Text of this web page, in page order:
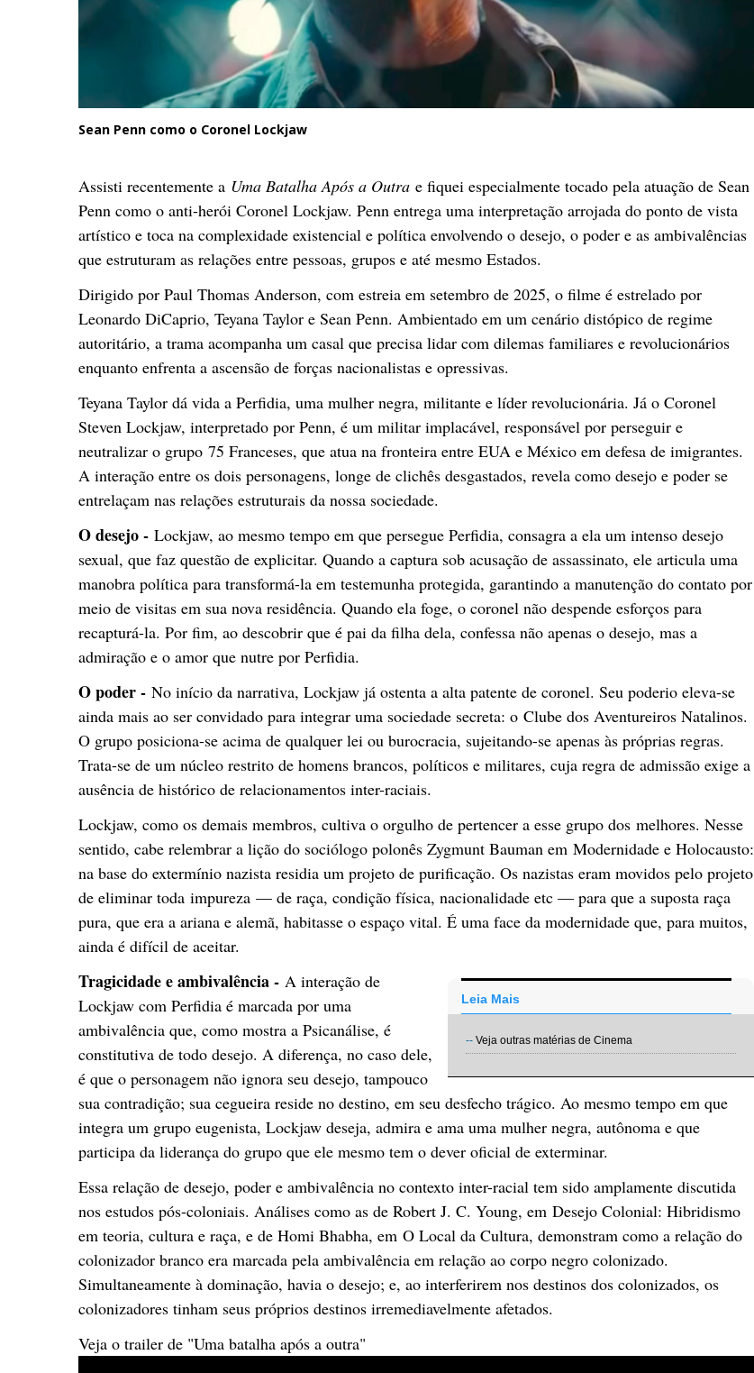
Sean Penn como o Coronel Lockjaw
Assisti recentemente a Uma Batalha Após a Outra e fiquei especialmente tocado pela atuação de Sean
Penn como o anti-herói Coronel Lockjaw. Penn entrega uma interpretação arrojada do ponto de vista
artístico e toca na complexidade existencial e política envolvendo o desejo, o poder e as ambivalências
que estruturam as relações entre pessoas, grupos e até mesmo Estados.
Dirigido por Paul Thomas Anderson, com estreia em setembro de 2025, o filme é estrelado por
Leonardo DiCaprio, Teyana Taylor e Sean Penn. Ambientado em um cenário distópico de regime
autoritário, a trama acompanha um casal que precisa lidar com dilemas familiares e revolucionários
enquanto enfrenta a ascensão de forças nacionalistas e opressivas.
Teyana Taylor dá vida a Perfidia, uma mulher negra, militante e líder revolucionária. Já o Coronel
Steven Lockjaw, interpretado por Penn, é um militar implacável, responsável por perseguir e
neutralizar o grupo 75 Franceses, que atua na fronteira entre EUA e México em defesa de imigrantes.
A interação entre os dois personagens, longe de clichês desgastados, revela como desejo e poder se
entrelaçam nas relações estruturais da nossa sociedade.
O desejo - Lockjaw, ao mesmo tempo em que persegue Perfidia, consagra a ela um intenso desejo
sexual, que faz questão de explicitar. Quando a captura sob acusação de assassinato, ele articula uma
manobra política para transformá-la em testemunha protegida, garantindo a manutenção do contato por
meio de visitas em sua nova residência. Quando ela foge, o coronel não despende esforços para
recapturá-la. Por fim, ao descobrir que é pai da filha dela, confessa não apenas o desejo, mas a
admiração e o amor que nutre por Perfidia.
O poder - No início da narrativa, Lockjaw já ostenta a alta patente de coronel. Seu poderio eleva-se
ainda mais ao ser convidado para integrar uma sociedade secreta: o Clube dos Aventureiros Natalinos.
O grupo posiciona-se acima de qualquer lei ou burocracia, sujeitando-se apenas às próprias regras.
Trata-se de um núcleo restrito de homens brancos, políticos e militares, cuja regra de admissão exige a
ausência de histórico de relacionamentos inter-raciais.
Lockjaw, como os demais membros, cultiva o orgulho de pertencer a esse grupo dos melhores. Nesse
sentido, cabe relembrar a lição do sociólogo polonês Zygmunt Bauman em Modernidade e Holocausto:
na base do extermínio nazista residia um projeto de purificação. Os nazistas eram movidos pelo projeto
de eliminar toda impureza — de raça, condição física, nacionalidade etc — para que a suposta raça
pura, que era a ariana e alemã, habitasse o espaço vital. É uma face da modernidade que, para muitos,
ainda é difícil de aceitar.
Leia Mais
-- Veja outras matérias de Cinema
Tragicidade e ambivalência - A interação de
Lockjaw com Perfidia é marcada por uma
ambivalência que, como mostra a Psicanálise, é
constitutiva de todo desejo. A diferença, no caso dele,
é que o personagem não ignora seu desejo, tampouco
sua contradição; sua cegueira reside no destino, em seu desfecho trágico. Ao mesmo tempo em que
integra um grupo eugenista, Lockjaw deseja, admira e ama uma mulher negra, autônoma e que
participa da liderança do grupo que ele mesmo tem o dever oficial de exterminar.
Essa relação de desejo, poder e ambivalência no contexto inter-racial tem sido amplamente discutida
nos estudos pós-coloniais. Análises como as de Robert J. C. Young, em Desejo Colonial: Hibridismo
em teoria, cultura e raça, e de Homi Bhabha, em O Local da Cultura, demonstram como a relação do
colonizador branco era marcada pela ambivalência em relação ao corpo negro colonizado.
Simultaneamente à dominação, havia o desejo; e, ao interferirem nos destinos dos colonizados, os
colonizadores tinham seus próprios destinos irremediavelmente afetados.
Veja o trailer de "Uma batalha após a outra"